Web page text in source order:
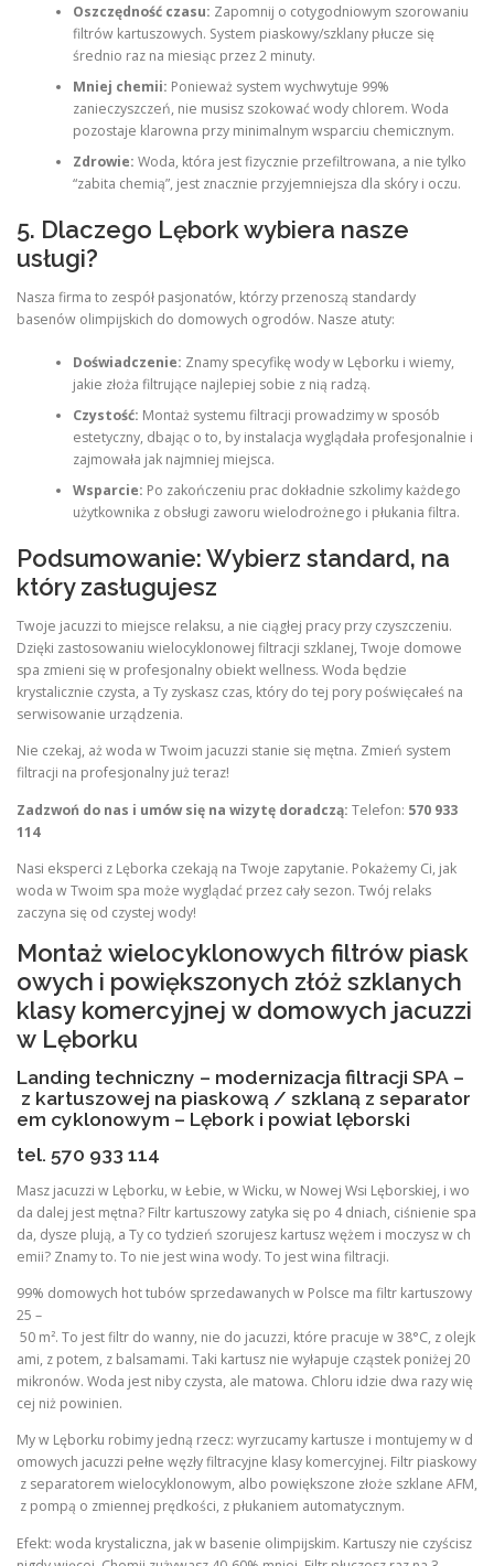
Oszczędność czasu: Zapomnij o cotygodniowym szorowaniu
filtrów kartuszowych. System piaskowy/szklany płucze się
średnio raz na miesiąc przez 2 minuty.
Mniej chemii: Ponieważ system wychwytuje 99%
zanieczyszczeń, nie musisz szokować wody chlorem. Woda
pozostaje klarowna przy minimalnym wsparciu chemicznym.
Zdrowie: Woda, która jest fizycznie przefiltrowana, a nie tylko
“zabita chemią”, jest znacznie przyjemniejsza dla skóry i oczu.
5. Dlaczego Lębork wybiera nasze
usługi?
Nasza firma to zespół pasjonatów, którzy przenoszą standardy
basenów olimpijskich do domowych ogrodów. Nasze atuty:
Doświadczenie: Znamy specyfikę wody w Lęborku i wiemy,
jakie złoża filtrujące najlepiej sobie z nią radzą.
Czystość: Montaż systemu filtracji prowadzimy w sposób
estetyczny, dbając o to, by instalacja wyglądała profesjonalnie i
zajmowała jak najmniej miejsca.
Wsparcie: Po zakończeniu prac dokładnie szkolimy każdego
użytkownika z obsługi zaworu wielodrożnego i płukania filtra.
Podsumowanie: Wybierz standard, na
który zasługujesz
Twoje jacuzzi to miejsce relaksu, a nie ciągłej pracy przy czyszczeniu.
Dzięki zastosowaniu wielocyklonowej filtracji szklanej, Twoje domowe
spa zmieni się w profesjonalny obiekt wellness. Woda będzie
krystalicznie czysta, a Ty zyskasz czas, który do tej pory poświęcałeś na
serwisowanie urządzenia.
Nie czekaj, aż woda w Twoim jacuzzi stanie się mętna. Zmień system
filtracji na profesjonalny już teraz!
Zadzwoń do nas i umów się na wizytę doradczą: Telefon: 570 933
114
Nasi eksperci z Lęborka czekają na Twoje zapytanie. Pokażemy Ci, jak
woda w Twoim spa może wyglądać przez cały sezon. Twój relaks
zaczyna się od czystej wody!
Montaż wielocyklonowych filtrów piask
owych i powiększonych złóż szklanych
klasy komercyjnej w domowych jacuzzi
w Lęborku
Landing techniczny – modernizacja filtracji SPA –
z kartuszowej na piaskową / szklaną z separator
em cyklonowym – Lębork i powiat lęborski
tel. 570 933 114
Masz jacuzzi w Lęborku, w Łebie, w Wicku, w Nowej Wsi Lęborskiej, i wo
da dalej jest mętna? Filtr kartuszowy zatyka się po 4 dniach, ciśnienie spa
da, dysze plują, a Ty co tydzień szorujesz kartusz wężem i moczysz w ch
emii? Znamy to. To nie jest wina wody. To jest wina filtracji.
99% domowych hot tubów sprzedawanych w Polsce ma filtr kartuszowy
25 –
50 m². To jest filtr do wanny, nie do jacuzzi, które pracuje w 38°C, z olejk
ami, z potem, z balsamami. Taki kartusz nie wyłapuje cząstek poniżej 20
mikronów. Woda jest niby czysta, ale matowa. Chloru idzie dwa razy wię
cej niż powinien.
My w Lęborku robimy jedną rzecz: wyrzucamy kartusze i montujemy w d
omowych jacuzzi pełne węzły filtracyjne klasy komercyjnej. Filtr piaskowy
z separatorem wielocyklonowym, albo powiększone złoże szklane AFM,
z pompą o zmiennej prędkości, z płukaniem automatycznym.
Efekt: woda krystaliczna, jak w basenie olimpijskim. Kartuszy nie czyścisz